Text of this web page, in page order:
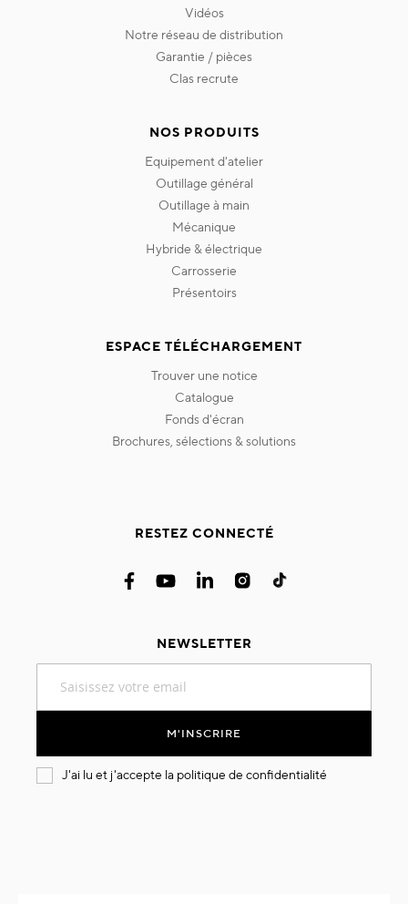
vidéos
notre réseau de distribution
garantie / pièces
clas recrute
NOS PRODUITS
equipement d'atelier
outillage général
outillage à main
mécanique
hybride & électrique
carrosserie
présentoirs
ESPACE TÉLÉCHARGEMENT
trouver une notice
catalogue
fonds d'écran
brochures, sélections & solutions
RESTEZ CONNECTÉ
NEWSLETTER
notre
M'INSCRIRE
J'ai lu et j'accepte la politique de confidentialité